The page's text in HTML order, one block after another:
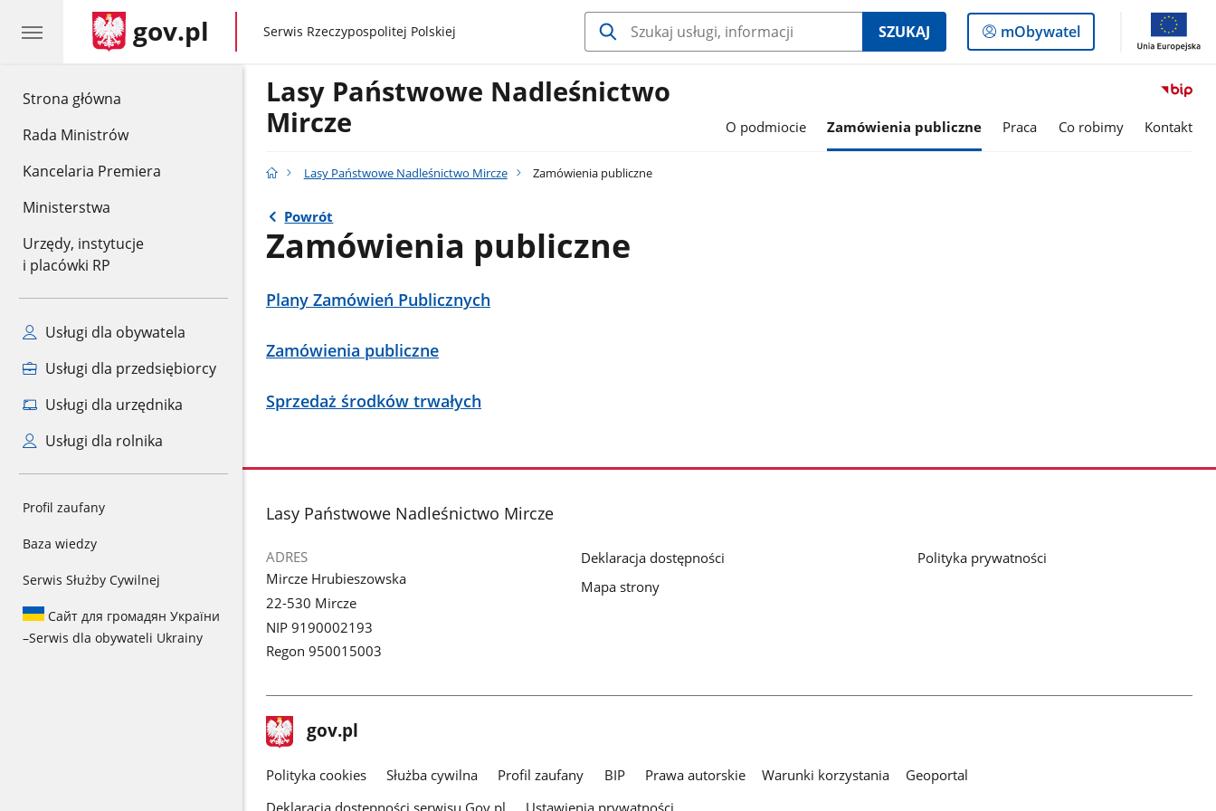
Strona główna
Rada Ministrów
Kancelaria Premiera
Ministerstwa
Urzędy, instytucje
i placówki RP
Usługi dla obywatela
Usługi dla przedsiębiorcy
Usługi dla urzędnika
Usługi dla rolnika
Profil zaufany
Baza wiedzy
Serwis Służby Cywilnej
Сайт для громадян України
–Serwis dla obywateli Ukrainy
gov.pl gov.pl
Serwis Rzeczypospolitej Polskiej SZUKAJ
Logowanie
do
mObywatel
Lasy Państwowe Nadleśnictwo
Mircze
O podmiocie Zamówienia publiczne Praca Co robimy Kontakt
Lasy Państwowe Nadleśnictwo Mircze Zamówienia publiczne
Powrót
Zamówienia publiczne
Plany Zamówień Publicznych
Zamówienia publiczne
Sprzedaż środków trwałych
stopka
Lasy Państwowe Nadleśnictwo Mircze
ADRES
Mircze Hrubieszowska
22-530 Mircze
NIP 9190002193
Regon 950015003
Deklaracja dostępności
Mapa strony
Polityka prywatności
stopka
gov.pl Strona
gov.pl
gov.pl
Polityka cookies Służba cywilna Profil zaufany BIP Prawa autorskie Warunki korzystania
Geoportal